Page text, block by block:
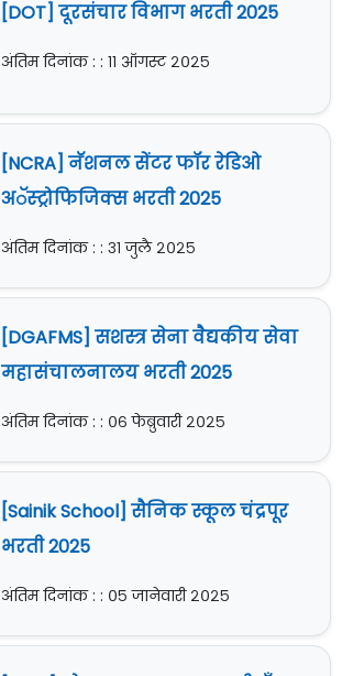
[DOT] दूरसंचार विभाग भरती 2025
अंतिम दिनांक : : ११ ऑगस्ट २०२५
[NCRA] नॅशनल सेंटर फॉर रेडिओ
अॅस्ट्रोफिजिक्स भरती 2025
अंतिम दिनांक : : ३१ जुलै २०२५
[DGAFMS] सशस्त्र सेना वैद्यकीय सेवा
महासंचालनालय भरती 2025
अंतिम दिनांक : : ०६ फेब्रुवारी २०२५
[Sainik School] सैनिक स्कूल चंद्रपूर
भरती 2025
अंतिम दिनांक : : ०५ जानेवारी २०२५